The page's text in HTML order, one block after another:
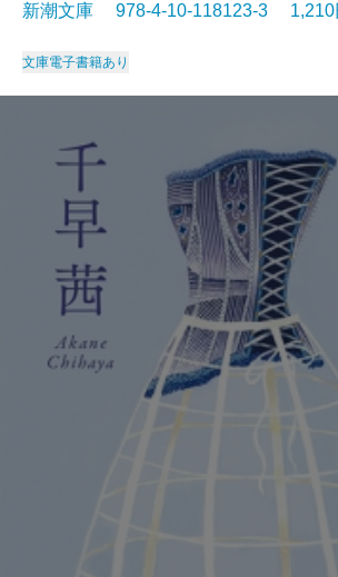
新潮文庫 978-4-10-118123-3
文庫電子書籍あり